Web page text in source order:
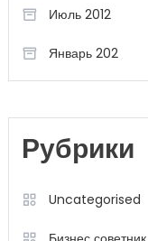
Июль 2012
Январь 202
Рубрики
Uncategorised